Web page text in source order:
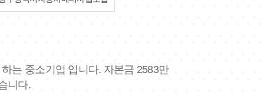
는 중소기업 입니다. 자본금 2583만
니다.